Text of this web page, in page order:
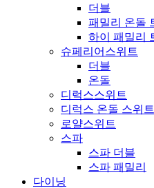
더블
패밀리 온돌
하이 패밀리
슈페리어스위트
더블
온돌
디럭스스위트
디럭스 온돌 스위트
로얄스위트
스파
스파 더블
스파 패밀리
다이닝